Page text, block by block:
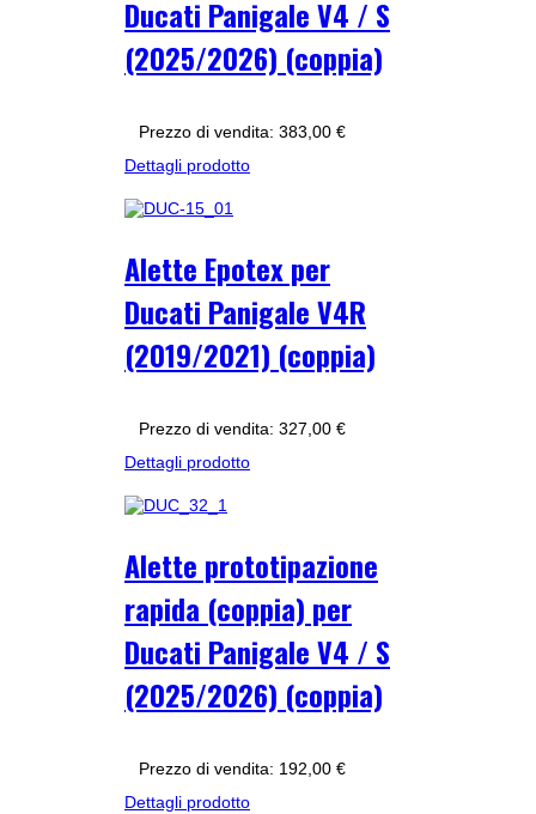
Ducati Panigale V4 / S
(2025/2026) (coppia)
Prezzo di vendita: 383,00 €
Dettagli prodotto
Alette Epotex per
Ducati Panigale V4R
(2019/2021) (coppia)
Prezzo di vendita: 327,00 €
Dettagli prodotto
Alette prototipazione
rapida (coppia) per
Ducati Panigale V4 / S
(2025/2026) (coppia)
Prezzo di vendita: 192,00 €
Dettagli prodotto